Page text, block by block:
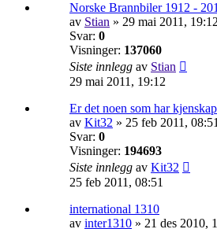
Norske Brannbiler 1912 -
av Stian » 29 mai 2011,
Svar: 0
Visninger: 137060
Siste innlegg av Stian
29 mai 2011, 19:12
Er det noen som har
av Kit32 » 25 feb 2011,
Svar: 0
Visninger: 194693
Siste innlegg av Kit32
25 feb 2011, 08:51
international 1310
av inter1310 » 21 des 2010,